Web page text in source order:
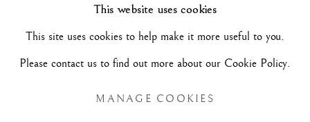
SITO CREATO DA ARTLOGIC
This website uses cookies
This site uses cookies to help make it more useful to you.
Please contact us to find out more about our Cookie Policy.
MANAGE COOKIES